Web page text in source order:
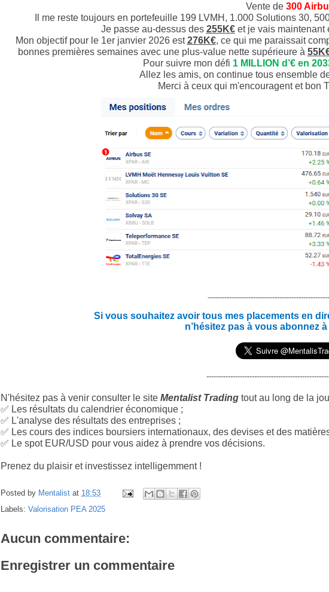
Vente de 300
Il me reste toujours en portefeuille 199 LVMH, 1.000 Solutions 30,
Je passe au-dessus des 255K€et je vais maintenant
Mon objectif pour le 1er janvier 2026 est276K€, ce qui me paraissait
bonnes premières semaines avec une plus-value nette supérieure à
Pour suivre mon défi 1 MILLION d’€ en
Allez les amis, on continue tous ensemble
Merci à ceux qui m'encouragent et bon
Si vous souhaitez avoir tous mes placements en
n’hésitez pas à vous abonnez
N'hésitez pas à venir consulter le site Mentalist Trading tout au long de la
✅ Les résultats du calendrier économique ;
✅ L'analyse des résultats des entreprises ;
✅ Les cours des indices boursiers internationaux, des devises et des
✅ Le spot EUR/USD pour vous aidez à prendre vos décisions.
Prenez du plaisir et investissez intelligemment !
Posted by Mentalist at 18:53
Labels: Valorisation PEA 2025
Aucun commentaire:
Enregistrer un commentaire